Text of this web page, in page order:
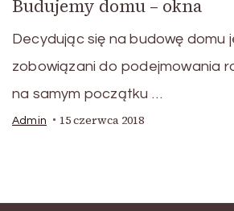
Budujemy domu – okna
Decydując się na budowę domu
zobowiązani do podejmowania
na samym początku …
Admin 15 czerwca 2018